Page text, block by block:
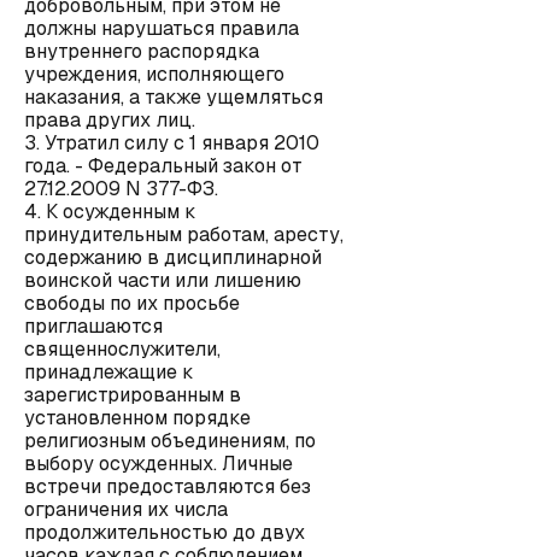
добровольным, при этом не
должны нарушаться правила
внутреннего распорядка
учреждения, исполняющего
наказания, а также ущемляться
права других лиц.
3. Утратил силу с 1 января 2010
года. - Федеральный закон от
27.12.2009 N 377-ФЗ.
4. К осужденным к
принудительным работам, аресту,
содержанию в дисциплинарной
воинской части или лишению
свободы по их просьбе
приглашаются
священнослужители,
принадлежащие к
зарегистрированным в
установленном порядке
религиозным объединениям, по
выбору осужденных. Личные
встречи предоставляются без
ограничения их числа
продолжительностью до двух